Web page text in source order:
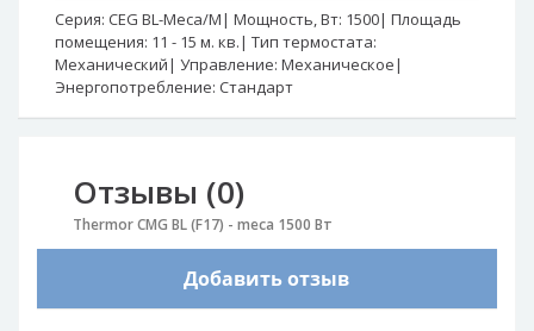
Серия: CEG BL-Meca/M Мощность, Вт: 1500 Площадь
помещения: 11 - 15 м. кв.
Тип термостата:
Механический
Управление: Механическое
Энергопотребление: Стандарт
Отзывы (0)
Thermor CMG BL (F17) - meca 1500 Вт
Добавить отзыв